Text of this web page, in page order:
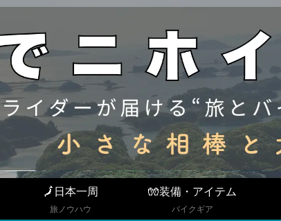
🗾日本一周
旅ノウハウ
🧤装備・アイテム
バイクギア